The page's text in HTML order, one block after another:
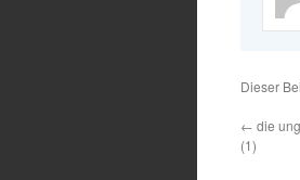
Dieser
← die
(1)